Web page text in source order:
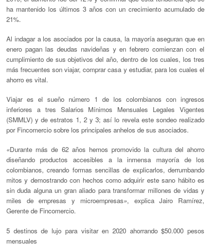
ha mantenido los últimos 3 años con un crecimiento acumulado de
21%.
Al indagar a los asociados por la causa, la mayoría aseguran que en
enero pagan las deudas navideñas y en febrero comienzan con el
cumplimiento de sus objetivos del año, dentro de los cuales, los tres
más frecuentes son viajar, comprar casa y estudiar, para los cuales el
ahorro es vital.
Viajar es el sueño número 1 de los colombianos con ingresos
inferiores a tres Salarios Mínimos Mensuales Legales Vigentes
(SMMLV) y de estratos 1, 2 y 3; así lo revela este sondeo realizado
por Fincomercio sobre los principales anhelos de sus asociados.
«Durante más de 62 años hemos promovido la cultura del ahorro
diseñando productos accesibles a la inmensa mayoría de los
colombianos, creando formas sencillas de explicarlos, derrumbando
mitos y demostrando con hechos como adquirir este sano hábito es
sin duda alguna un gran aliado para transformar millones de vidas y
miles de empresas y microempresas», explica Jairo Ramírez,
Gerente de Fincomercio.
5 destinos de lujo para visitar en 2020 ahorrando $50.000 pesos
mensuales